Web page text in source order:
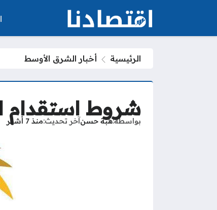
الرئيسية أخبار الشرق الأوسط
شروط استقدام
بواسطةهبة حسنآخر تحديث منذ 7 أشهر